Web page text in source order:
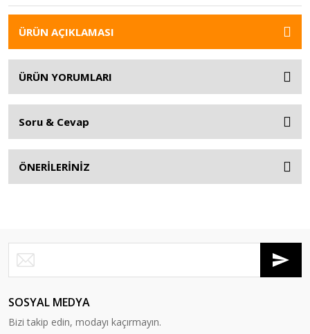
ÜRÜN AÇIKLAMASI
ÜRÜN YORUMLARI
Soru & Cevap
ÖNERİLERİNİZ
SOSYAL MEDYA
Bizi takip edin, modayı kaçırmayın.